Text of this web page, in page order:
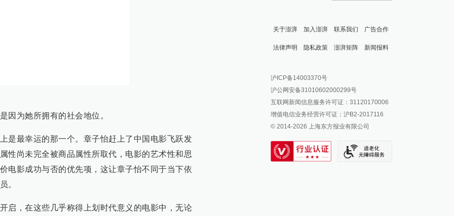
因为她所拥有的社会地位。
是最幸运的那一个。章子怡赶上了中国电影飞跃发
性尚未完全被商品属性所取代，电影的艺术性和思
电影成功与否的优先项，这让章子怡不同于当下依
。
启，在这些几乎称得上划时代意义的电影中，无论
关于澎湃 加入澎湃 联系我们 广告合作
法律声明 隐私政策 澎湃矩阵
澎湃新闻公众号
澎湃新闻抖音号
派生万物开放平台
IP SHANGHAI
SIXTH TONE
新闻报料
报料邮箱: news@thepaper.cn
沪ICP备14003370号
沪公网安备31010602000299号
互联网新闻信息服务许可证：31120170006
增值电信业务经营许可证：沪B2-2017116
© 2014-2026 上海东方报业有限公司